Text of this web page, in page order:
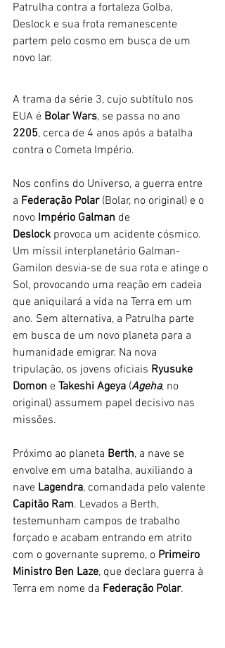
Patrulha contra a fortaleza Golba,
Deslock e sua frota remanescente
partem pelo cosmo em busca de um
novo lar.
A trama da série 3, cujo subtítulo nos
EUA é Bolar Wars, se passa no ano
2205, cerca de 4 anos após a batalha
contra o Cometa Império.
Nos confins do Universo, a guerra entre
a Federação Polar (Bolar, no original) e o
novo Império Galman de
Deslock provoca um acidente cósmico.
Um míssil interplanetário Galman-
Gamilon desvia-se de sua rota e atinge o
Sol, provocando uma reação em cadeia
que aniquilará a vida na Terra em um
ano. Sem alternativa, a Patrulha parte
em busca de um novo planeta para a
humanidade emigrar. Na nova
tripulação, os jovens oficiais Ryusuke
Domon e Takeshi Ageya (Ageha, no
original) assumem papel decisivo nas
missões.
Próximo ao planeta Berth, a nave se
envolve em uma batalha, auxiliando a
nave Lagendra, comandada pelo valente
Capitão Ram. Levados a Berth,
testemunham campos de trabalho
forçado e acabam entrando em atrito
com o governante supremo, o Primeiro
Ministro Ben Laze, que declara guerra à
Terra em nome da Federação Polar.